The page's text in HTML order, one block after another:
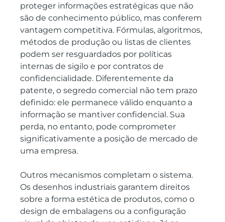
proteger informações estratégicas que não
são de conhecimento público, mas conferem
vantagem competitiva. Fórmulas, algoritmos,
métodos de produção ou listas de clientes
podem ser resguardados por políticas
internas de sigilo e por contratos de
confidencialidade. Diferentemente da
patente, o segredo comercial não tem prazo
definido: ele permanece válido enquanto a
informação se mantiver confidencial. Sua
perda, no entanto, pode comprometer
significativamente a posição de mercado de
uma empresa.
Outros mecanismos completam o sistema.
Os desenhos industriais garantem direitos
sobre a forma estética de produtos, como o
design de embalagens ou a configuração